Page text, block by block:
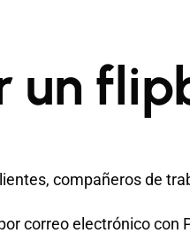
un
compañeros de
correo electrónico con